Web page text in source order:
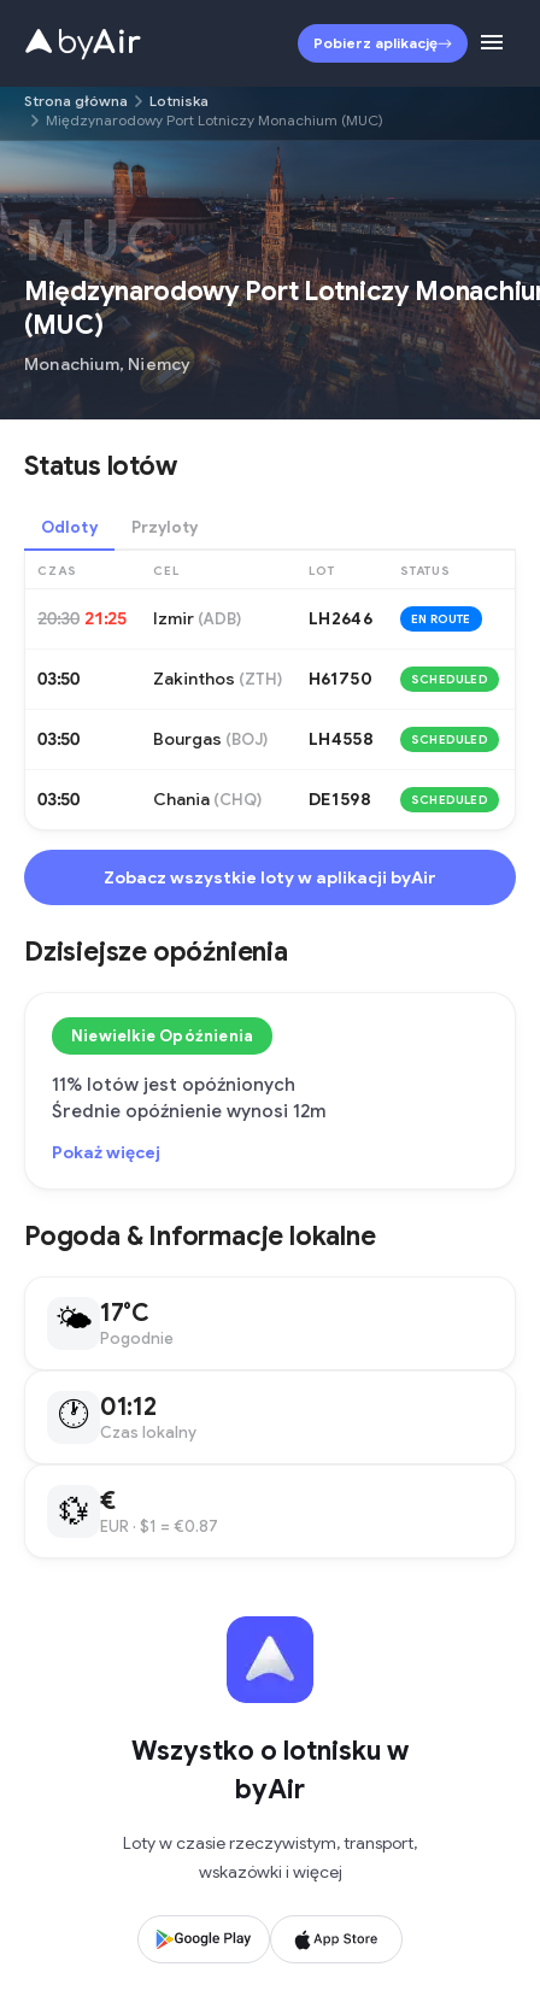
Pobierz aplikację
Strona główna
Lotniska
Międzynarodowy Port Lotniczy Monachium (MUC)
MUC
Międzynarodowy Port Lotniczy
(MUC)
Monachium, Niemcy
Status lotów
Odloty Przyloty
CZAS CEL LOT STATUS
20:30 21:25 Izmir (ADB) LH2646 EN ROUTE
03:50 Zakinthos (ZTH) H61750 SCHEDULED
03:50 Bourgas (BOJ) LH4558 SCHEDULED
03:50 Chania (CHQ) DE1598 SCHEDULED
Zobacz wszystkie loty w aplikacji byAir
Dzisiejsze opóźnienia
Niewielkie Opóźnienia
11% lotów jest opóźnionych
Średnie opóźnienie wynosi 12m
Pokaż więcej
Pogoda & Informacje lokalne
🌤 17°C
Pogodnie
🕐 01:12
Czas lokalny
💱 €
EUR · $1 = €0.87
Wszystko o lotnisku w
byAir
Loty w czasie rzeczywistym, transport,
wskazówki i więcej